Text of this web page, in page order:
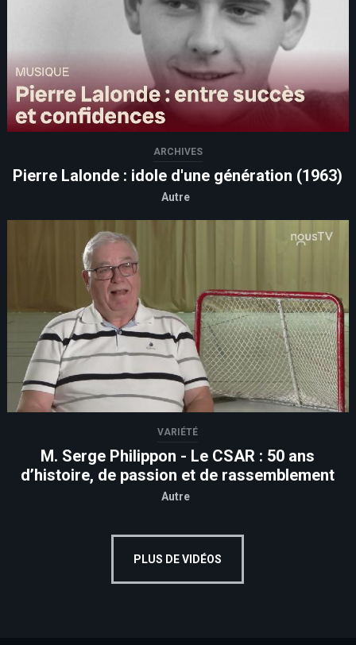
ARCHIVES
Pierre Lalonde : idole d'une génération (1963)
Autre
VARIÉTÉ
M. Serge Philippon - Le CSAR : 50 ans
d’histoire, de passion et de rassemblement
Autre
PLUS DE VIDÉOS